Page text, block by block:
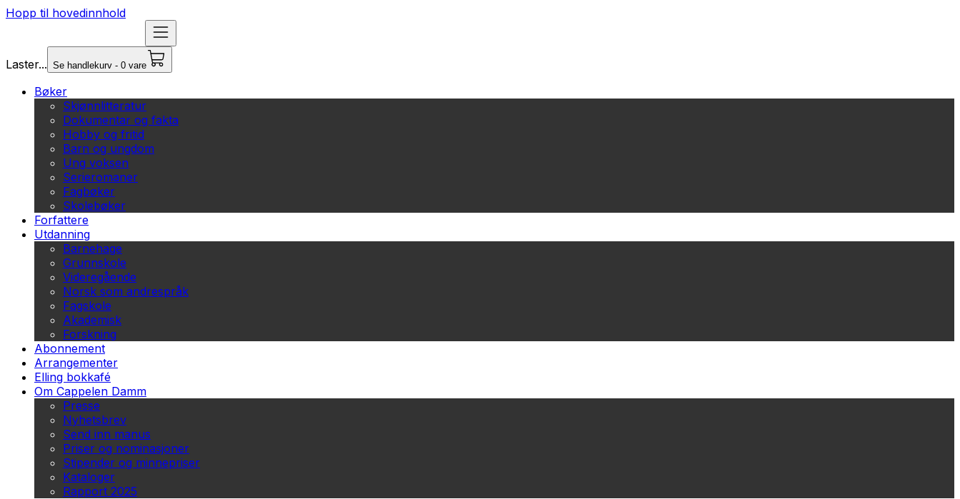
Hopp til hovedinnhold
Laster... Se handlekurv - 0 vare
Bøker
Skjønnlitteratur
Dokumentar og fakta
Hobby og fritid
Barn og ungdom
Ung voksen
Serieromaner
Fagbøker
Skolebøker
Forfattere
Utdanning
Barnehage
Grunnskole
Videregående
Norsk som andrespråk
Fagskole
Akademisk
Forskning
Abonnement
Arrangementer
Elling bokkafé
Om Cappelen Damm
Presse
Nyhetsbrev
Send inn manus
Priser og nominasjoner
Stipender og minnepriser
Kataloger
Rapport 2025